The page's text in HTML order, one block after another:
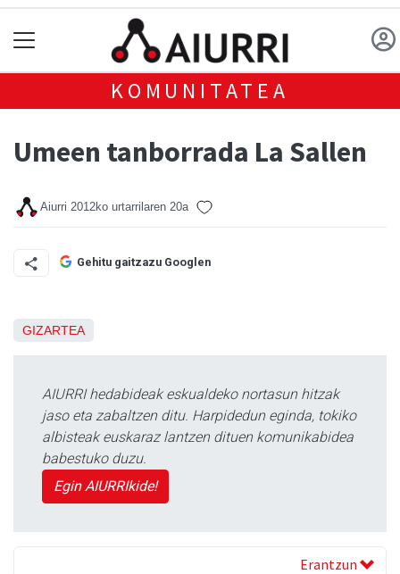
KOMUNITATEA
Umeen tanborrada La Sallen
Aiurri 2012ko urtarrilaren 20a
Gehitu gaitzazu Googlen
GIZARTEA
AIURRI hedabideak eskualdeko nortasun hitzak
jaso eta zabaltzen ditu. Harpidedun eginda, tokiko
albisteak euskaraz lantzen dituen komunikabidea
babestuko duzu.
Egin AIURRIkide!
Erantzun